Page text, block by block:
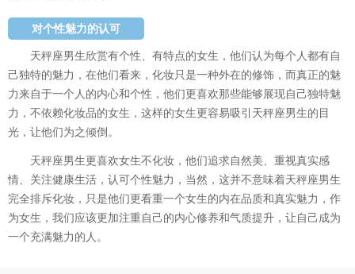
对个性魅力的认可
天秤座男生欣赏有个性、有特点的女生，他们认为每个人都有自
己独特的魅力，在他们看来，化妆只是一种外在的修饰，而真正的魅
力来自于一个人的内心和个性，他们更喜欢那些能够展现自己独特魅
力，不依赖化妆品的女生，这样的女生更容易吸引天秤座男生的目
光，让他们为之倾倒。
天秤座男生更喜欢女生不化妆，他们追求自然美、重视真实感
情、关注健康生活，认可个性魅力，当然，这并不意味着天秤座男生
完全排斥化妆，只是他们更看重一个女生的内在品质和真实魅力，作
为女生，我们应该更加注重自己的内心修养和气质提升，让自己成为
一个充满魅力的人。